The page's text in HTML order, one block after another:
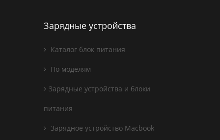
Зарядные устройства
Каталог блок питания
По моделям
Зарядные устройства и блоки
питания
Зарядное устройство Macbook